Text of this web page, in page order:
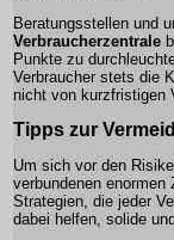
Beratungsstellen und
Verbraucherzentrale
Punkte zu
Verbraucher stets die
nicht von kurzfristigen
Tipps zur
Um sich vor den
verbundenen enormen
Strategien, die jeder
dabei helfen, solide